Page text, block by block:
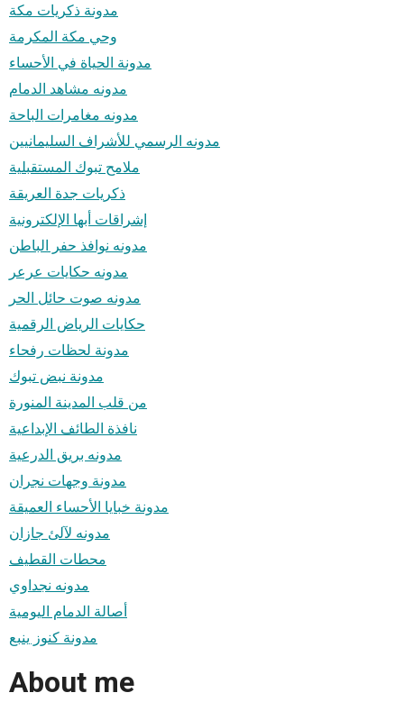
مدونة ذكريات مكة
وحي مكة المكرمة
مدونة الحياة في الأحساء
مدونه مشاهد الدمام
مدونه مغامرات الباحة
مدونه الرسمي للأشراف السليمانيين
ملامح تبوك المستقبلية
ذكريات جدة العريقة
إشراقات أبها الإلكترونية
مدونه نوافذ حفر الباطن
مدونه حكايات عرعر
مدونه صوت حائل الحر
حكايات الرياض الرقمية
مدونة لحظات رفحاء
مدونة نبض تبوك
من قلب المدينة المنورة
نافذة الطائف الإبداعية
مدونه بريق الدرعية
مدونة وجهات نجران
مدونة خبايا الأحساء العميقة
مدونه لآلئ جازان
محطات القطيف
مدونه نجداوي
أصالة الدمام اليومية
مدونة كنوز ينبع
About me